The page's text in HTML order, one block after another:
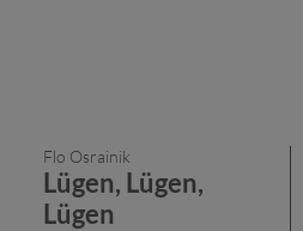
Flo Osrainik
Lügen, Lügen,
Lügen